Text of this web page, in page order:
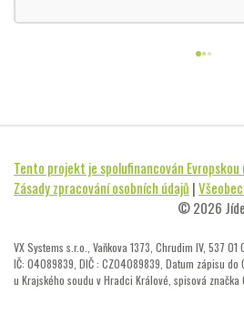
Tento projekt je spolufinancován Evropskou
Zásady zpracování osobních údajů |
© 2026
VX Systems s.r.o., Vaňkova 1373, Chrudim IV, 537 01
IČ: 04089839, DIČ : CZ04089839, Datum zápisu do
u Krajského soudu v Hradci Králové, spisová značka